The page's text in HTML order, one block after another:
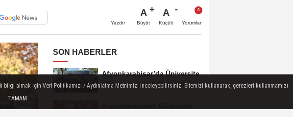
Yazdır
A
Büyüt
A
Küçült Yorumlar
SON HABERLER
Afyonkarahisar’da Üniversite
Öğrencilerinin 8 Projesine
almak için Veri Politikamızı / Aydınlatma Metnimizi inceleyebilirsiniz. Sitemizi kullanarak, çerezleri kullanmamızı
TAMAM